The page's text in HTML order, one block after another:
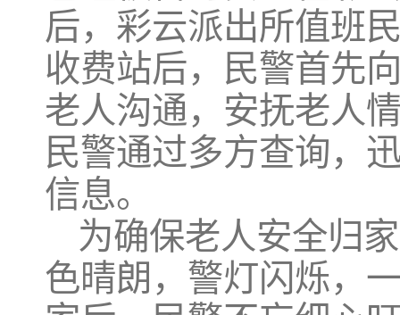
后，彩云派出所值班
收费站后，民警首先
老人沟通，安抚老人
民警通过多方查询，
信息。
为确保老人安全归
色晴朗，警灯闪烁，